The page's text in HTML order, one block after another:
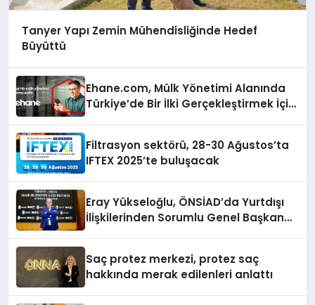
Tanyer Yapı Zemin Mühendisliğinde Hedef
Büyüttü
Ehane.com, Mülk Yönetimi Alanında
Türkiye’de Bir İlki Gerçekleştirmek İçin
Filtrasyon sektörü, 28-30 Ağustos’ta
IFTEX 2025’te buluşacak
Eray Yükseloğlu, ÖNSİAD’da Yurtdışı
İlişkilerinden Sorumlu Genel Başkan
Saç protez merkezi, protez saç
hakkında merak edilenleri anlattı